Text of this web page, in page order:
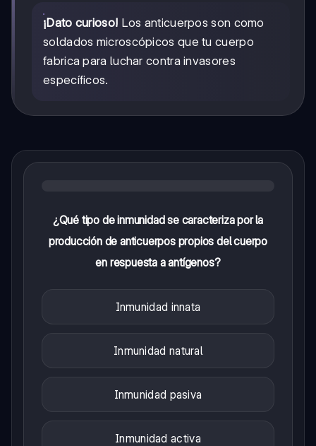
¡Dato curioso! Los anticuerpos son como
soldados microscópicos que tu cuerpo
fabrica para luchar contra invasores
específicos.
¿Qué tipo de inmunidad se caracteriza por la
producción de anticuerpos propios del cuerpo
en respuesta a antígenos?
Inmunidad innata
Inmunidad natural
Inmunidad pasiva
Inmunidad activa